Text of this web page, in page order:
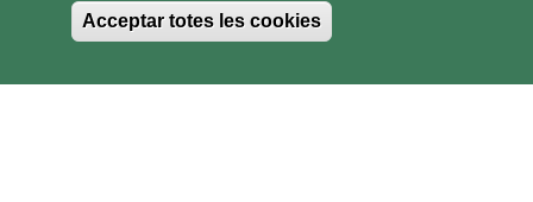
MAPA WEB
Acceptar totes les cookies